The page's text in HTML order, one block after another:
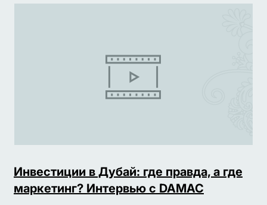
Инвестиции в Дубай: где правда, а где
маркетинг? Интервью с DAMAC